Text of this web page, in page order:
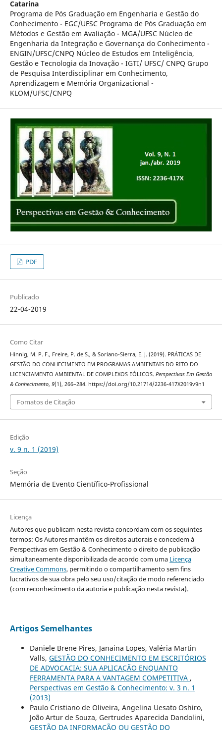
Catarina
Programa de Pós Graduação em Engenharia e Gestão do
Conhecimento - EGC/UFSC Programa de Pós Graduação em
Métodos e Gestão em Avaliação - MGA/UFSC Núcleo de
Engenharia da Integração e Governança do Conhecimento -
ENGIN/UFSC/CNPQ Núcleo de Estudos em Inteligência,
Gestão e Tecnologia da Inovação - IGTI/ UFSC/ CNPQ Grupo
de Pesquisa Interdisciplinar em Conhecimento,
Aprendizagem e Memória Organizacional -
KLOM/UFSC/CNPQ
PDF
Publicado
22-04-2019
Como Citar
Hinnig, M. P. F., Freire, P. de S., & Soriano-Sierra, E. J. (2019). PRÁTICAS DE
GESTÃO DO CONHECIMENTO EM PROGRAMAS AMBIENTAIS DO RITO DO
LICENCIAMENTO AMBIENTAL DE COMPLEXOS EÓLICOS. Perspectivas Em Gestão
& Conhecimento, 9(1), 266–284. https://doi.org/10.21714/2236-417X2019v9n1
Fomatos de Citação
Edição
v. 9 n. 1 (2019)
Seção
Memória de Evento Científico-Profissional
Licença
Autores que publicam nesta revista concordam com os seguintes
termos: Os Autores mantêm os direitos autorais e concedem à
Perspectivas em Gestão & Conhecimento o direito de publicação
simultaneamente disponibilizada de acordo com uma Licença
Creative Commons, permitindo o compartilhamento sem fins
lucrativos de sua obra pelo seu uso/citação de modo referenciado
(com reconhecimento da autoria e publicação nesta revista).
Artigos Semelhantes
Daniele Brene Pires, Janaina Lopes, Valéria Martin
Valls, GESTÃO DO CONHECIMENTO EM ESCRITÓRIOS
DE ADVOCACIA: SUA APLICAÇÃO ENQUANTO
FERRAMENTA PARA A VANTAGEM COMPETITIVA ,
Perspectivas em Gestão & Conhecimento: v. 3 n. 1
(2013)
Paulo Cristiano de Oliveira, Angelina Uesato Oshiro,
João Artur de Souza, Gertrudes Aparecida Dandolini,
GESTÃO DA INFORMAÇÃO OU GESTÃO DO